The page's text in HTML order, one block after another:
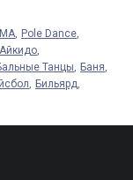
Pole Dance
Айкидо
Танцы Баня
Бильярд